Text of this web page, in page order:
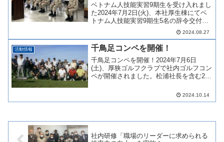
ベトナム人技能実習9期生を受け入れまし
た2024年7月2日(火)、本社厚生棟にてベ
トナム人技能実習9期生5名の辞令交付式
を行いました。辞令交付式には、松浦社
長をはじめ役員の方々、配属部署の方、
そして今回はベトナムから送り出し機関
（サイゴン国...
2024.08.27
活動情報 千鳥足コンペを開催！
千鳥足コンペを開催！2024年7月6日
(土)、厚狭ゴルフクラブで社内ゴルフコン
ペが開催されました。松浦社長を含む26
中コースを楽しみ上位入賞を競い合いま
した。千鳥足コンペは年に1回行われてい
2024.10.14
社内研修「職場のリーダーに求められる